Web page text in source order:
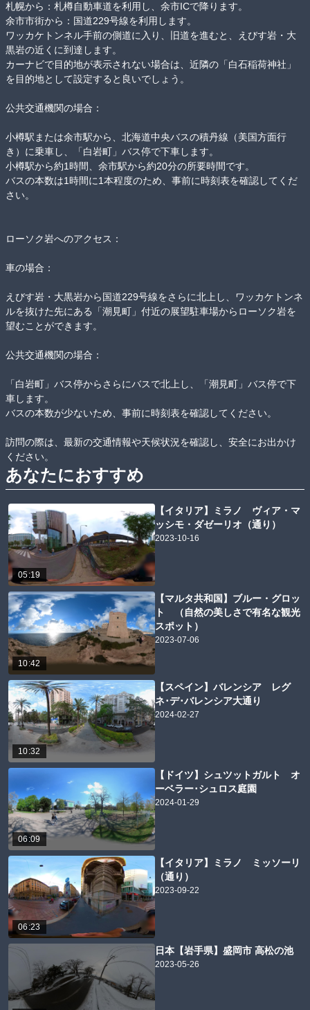
札幌から：札樽自動車道を利用し、余市ICで降ります。
余市市街から：国道229号線を利用します。
ワッカケトンネル手前の側道に入り、旧道を進むと、えびす岩・大
黒岩の近くに到達します。
カーナビで目的地が表示されない場合は、近隣の「白石稲荷神社」
を目的地として設定すると良いでしょう。
公共交通機関の場合：
小樽駅または余市駅から、北海道中央バスの積丹線（美国方面行
き）に乗車し、「白岩町」バス停で下車します。
小樽駅から約1時間、余市駅から約20分の所要時間です。
バスの本数は1時間に1本程度のため、事前に時刻表を確認してくだ
さい。
ローソク岩へのアクセス：
車の場合：
えびす岩・大黒岩から国道229号線をさらに北上し、ワッカケトンネ
ルを抜けた先にある「潮見町」付近の展望駐車場からローソク岩を
望むことができます。
公共交通機関の場合：
「白岩町」バス停からさらにバスで北上し、「潮見町」バス停で下
車します。
バスの本数が少ないため、事前に時刻表を確認してください。
訪問の際は、最新の交通情報や天候状況を確認し、安全にお出かけ
ください。
あなたにおすすめ
05:19
【イタリア】ミラノ ヴィア・マ
ッシモ・ダゼーリオ（通り）
2023-10-16
10:42
【マルタ共和国】ブルー・グロッ
ト （自然の美しさで有名な観光
スポット）
2023-07-06
10:32
【スペイン】バレンシア レグ
ネ･デ･バレンシア大通り
2024-02-27
06:09
【ドイツ】シュツットガルト オ
ーベラー･シュロス庭園
2024-01-29
06:23
【イタリア】ミラノ ミッソーリ
（通り）
2023-09-22
日本【岩手県】盛岡市 高松の池
2023-05-26